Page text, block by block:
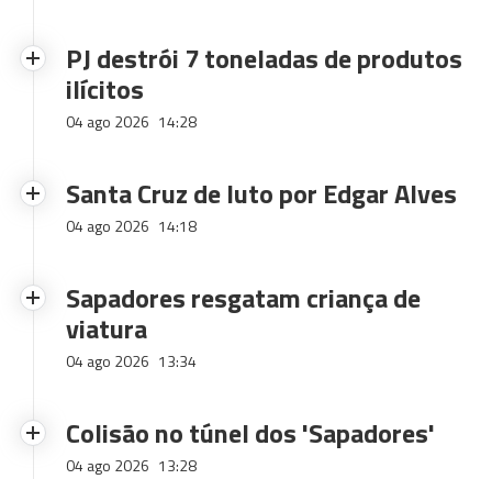
PJ destrói 7 toneladas de produtos
ilícitos
04 ago 2026 14:28
Santa Cruz de luto por Edgar Alves
04 ago 2026 14:18
Sapadores resgatam criança de
viatura
04 ago 2026 13:34
Colisão no túnel dos 'Sapadores'
04 ago 2026 13:28